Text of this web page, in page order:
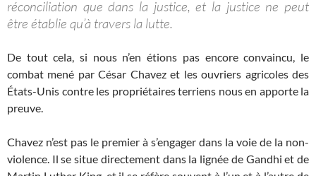
réconciliation que dans la justice, et la justice ne peut
être établie qu’à travers la lutte.
De tout cela, si nous n’en étions pas encore convaincu, le
combat mené par César Chavez et les ouvriers agricoles des
États-Unis contre les propriétaires terriens nous en apporte la
preuve.
Chavez n’est pas le premier à s’engager dans la voie de la non-
violence. Il se situe directement dans la lignée de Gandhi et de